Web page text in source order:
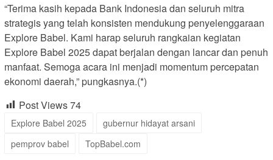
“Terima kasih kepada Bank Indonesia dan seluruh mitra
strategis yang telah konsisten mendukung penyelenggaraan
Explore Babel. Kami harap seluruh rangkaian kegiatan
Explore Babel 2025 dapat berjalan dengan lancar dan penuh
manfaat. Semoga acara ini menjadi momentum percepatan
ekonomi daerah,” pungkasnya.(*)
Post Views74
Explore Babel 2025
gubernur hidayat arsani
pemprov babel
TopBabel.com